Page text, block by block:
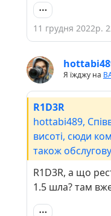
11 грудня 2022р.
Я їжджу на
R1D3R
hottabi489,
висоті, сюди
також
роблять вирішальний
планую взагалі. Як на мене бажано брати авто
з двигуном 1.8
Рекомендую!
R1D3R, а що
1.5 шла? там